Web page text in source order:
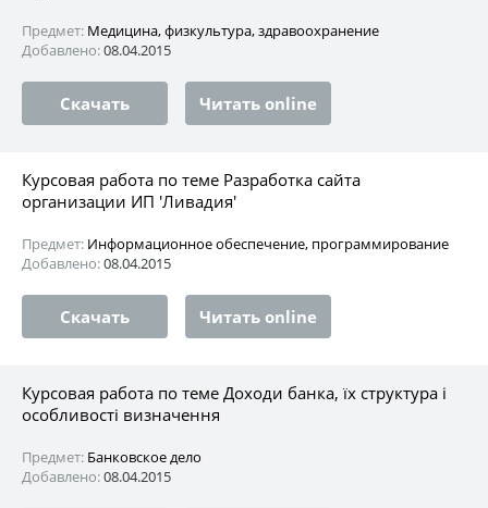
Предмет: Медицина, физкультура, здравоохранение
Добавлено:08.04.2015
Скачать Читать online
Курсовая работа по теме Разработка сайта
организации ИП 'Ливадия'
Предмет: Информационное обеспечение, программирование
Добавлено:08.04.2015
Скачать Читать online
Курсовая работа по теме Доходи банка, їх структура і
особливості визначення
Предмет: Банковское дело
Добавлено:08.04.2015